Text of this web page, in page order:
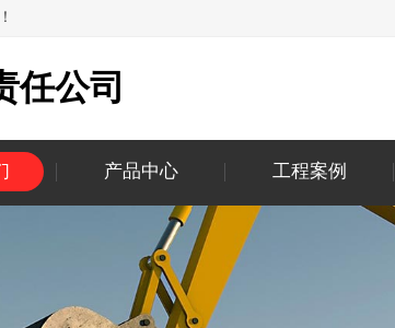
任公司
产品中心 工程案例